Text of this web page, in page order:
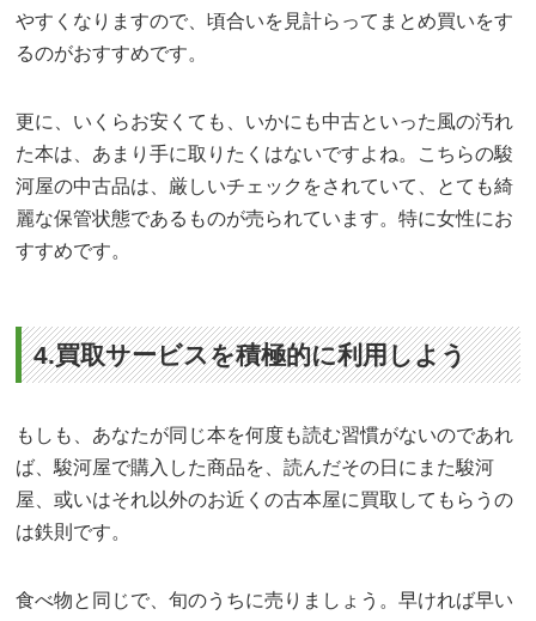
やすくなりますので、頃合いを見計らってまとめ買いをす
るのがおすすめです。
更に、いくらお安くても、いかにも中古といった風の汚れ
た本は、あまり手に取りたくはないですよね。こちらの駿
河屋の中古品は、厳しいチェックをされていて、とても綺
麗な保管状態であるものが売られています。特に女性にお
すすめです。
4.買取サービスを積極的に利用しよう
もしも、あなたが同じ本を何度も読む習慣がないのであれ
ば、駿河屋で購入した商品を、読んだその日にまた駿河
屋、或いはそれ以外のお近くの古本屋に買取してもらうの
は鉄則です。
食べ物と同じで、旬のうちに売りましょう。早ければ早い